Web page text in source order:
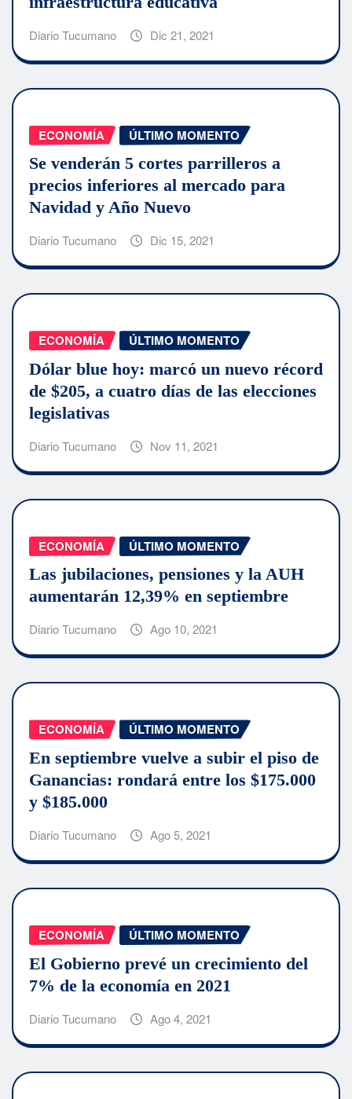
Diario Tucumano Dic 21, 2021
ECONOMÍA ÚLTIMO MOMENTO
Se venderán 5 cortes parrilleros a
precios inferiores al mercado para
Navidad y Año Nuevo
Diario Tucumano Dic 15, 2021
ECONOMÍA ÚLTIMO MOMENTO
Dólar blue hoy: marcó un nuevo récord
de $205, a cuatro días de las elecciones
legislativas
Diario Tucumano Nov 11, 2021
ECONOMÍA ÚLTIMO MOMENTO
Las jubilaciones, pensiones y la AUH
aumentarán 12,39% en septiembre
Diario Tucumano Ago 10, 2021
ECONOMÍA ÚLTIMO MOMENTO
En septiembre vuelve a subir el piso de
Ganancias: rondará entre los $175.000
y $185.000
Diario Tucumano Ago 5, 2021
ECONOMÍA ÚLTIMO MOMENTO
El Gobierno prevé un crecimiento del
7% de la economía en 2021
Diario Tucumano Ago 4, 2021